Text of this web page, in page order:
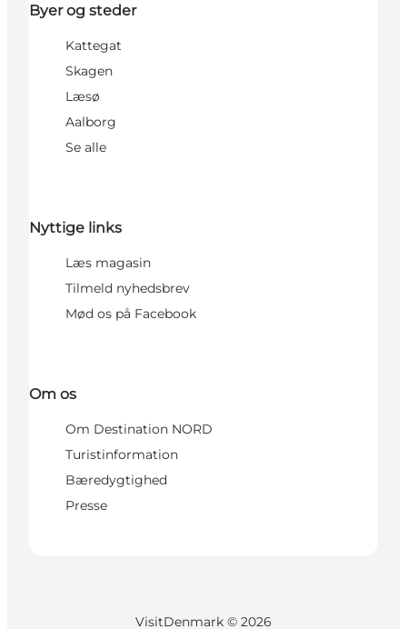
Byer og steder
Kattegat
Skagen
Læsø
Aalborg
Se alle
Nyttige links
Læs magasin
Tilmeld nyhedsbrev
Mød os på Facebook
Om os
Om Destination NORD
Turistinformation
Bæredygtighed
Presse
VisitDenmark © 2026